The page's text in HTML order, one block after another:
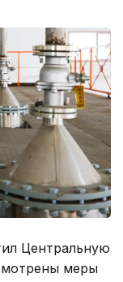
Центральную
меры